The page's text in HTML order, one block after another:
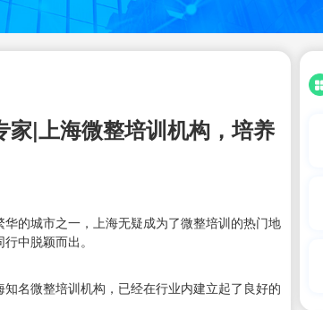
|上海微整培训机构，培养
的城市之一，上海无疑成为了微整培训的热门地
中脱颖而出。
名微整培训机构，已经在行业内建立起了良好的